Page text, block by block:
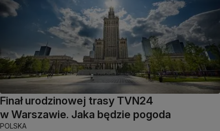
Finał urodzinowej trasy TVN24
w Warszawie. Jaka będzie pogoda
POLSKA